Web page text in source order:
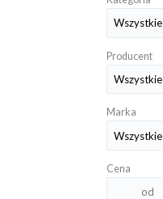
Producent
Marka
Cena